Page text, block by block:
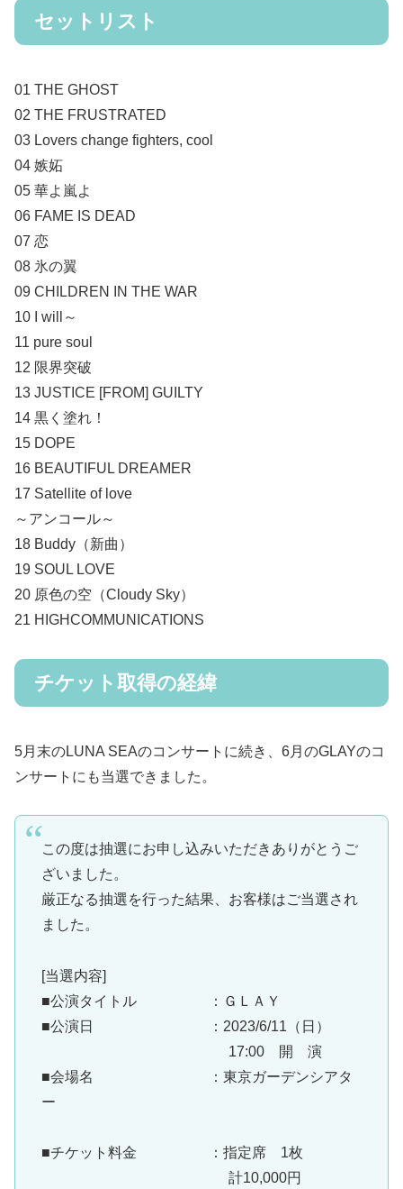
セットリスト
01 THE GHOST
02 THE FRUSTRATED
03 Lovers change fighters, cool
04 嫉妬
05 華よ嵐よ
06 FAME IS DEAD
07 恋
08 氷の翼
09 CHILDREN IN THE WAR
10 I will～
11 pure soul
12 限界突破
13 JUSTICE [FROM] GUILTY
14 黒く塗れ！
15 DOPE
16 BEAUTIFUL DREAMER
17 Satellite of love
～アンコール～
18 Buddy（新曲）
19 SOUL LOVE
20 原色の空（Cloudy Sky）
21 HIGHCOMMUNICATIONS
チケット取得の経緯
5月末のLUNA SEAのコンサートに続き、6月のGLAYのコ
ンサートにも当選できました。
この度は抽選にお申し込みいただきありがとうご
ざいました。
厳正なる抽選を行った結果、お客様はご当選され
ました。
[当選内容]
■公演タイトル ：ＧＬＡＹ
■公演日 ：2023/6/11（日）
17:00 開 演
■会場名 ：東京ガーデンシアタ
ー
■チケット料金 ：指定席 1枚
計10,000円